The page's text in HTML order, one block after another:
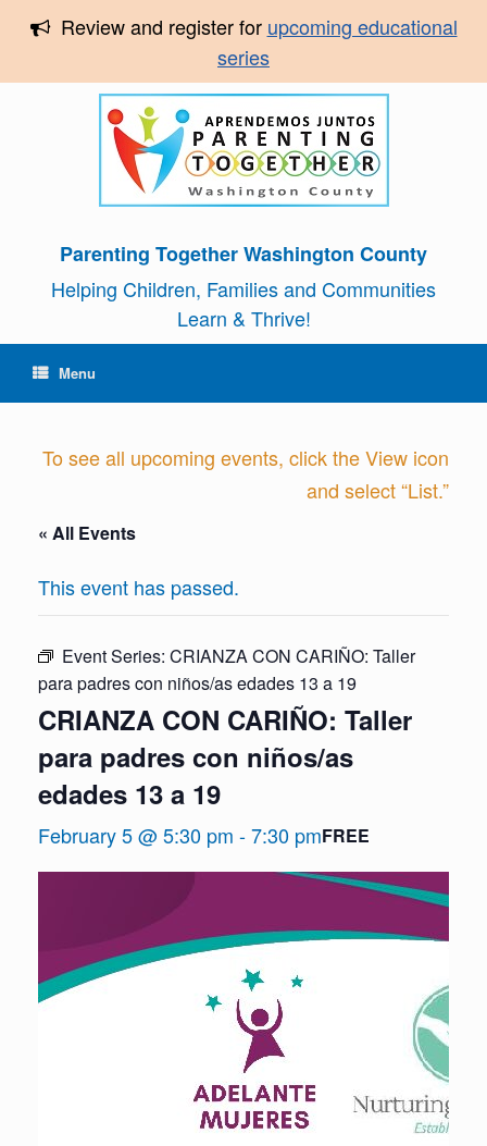
Review and register for upcoming educational
series
Parenting Together Washington County
Helping Children, Families and Communities
Learn & Thrive!
Menu
To see all upcoming events, click the View icon
and select “List.”
« All Events
This event has passed.
Event Series: CRIANZA CON CARIÑO: Taller
para padres con niños/as edades 13 a 19
CRIANZA CON CARIÑO: Taller
para padres con niños/as
edades 13 a 19
February 5 @ 5:30 pm -7:30 pmFREE